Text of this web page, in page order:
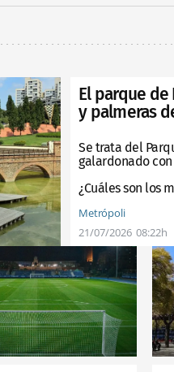
El parque de
y palmeras
Se trata del
galardonado
¿Cuáles son los
Metrópoli
21/07/2026 08:22h